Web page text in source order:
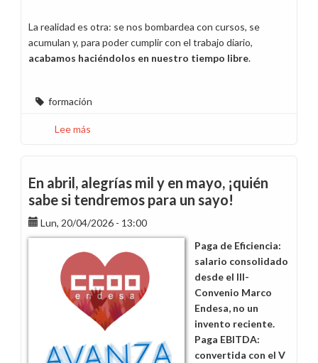
La realidad es otra: se nos bombardea con cursos, se
acumulan y, para poder cumplir con el trabajo diario,
acabamos haciéndolos en nuestro tiempo libre.
formación
Lee más
Sobredosis
formativa
no,
gracias.
En abril, alegrías mil y en mayo, ¡quién
sabe si tendremos para un sayo!
Lun, 20/04/2026 - 13:00
Paga de Eficiencia:
salario consolidado
desde el III-
Convenio Marco
Endesa, no un
invento reciente.
Paga EBITDA:
convertida con el V